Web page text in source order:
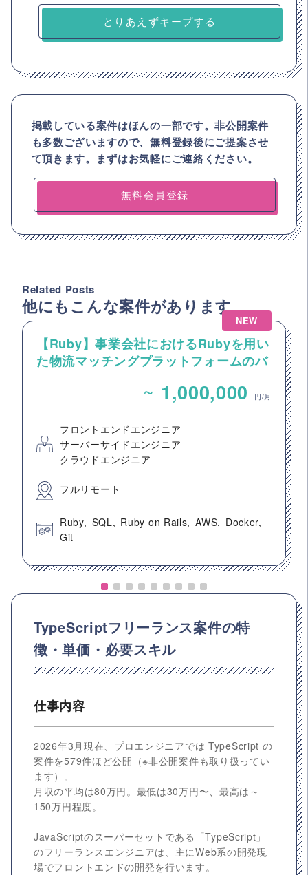
とりあえずキープする
掲載している案件はほんの一部です。非公開案件
も多数ございますので、無料登録後にご提案させ
て頂きます。まずはお気軽にご連絡ください。
無料会員登録
Related Posts
他にもこんな案件があります
NEW
【Ruby】事業会社におけるRubyを用い
た物流マッチングプラットフォームのバ
~ 1,000,000 円/月
フロントエンドエンジニア
サーバーサイドエンジニア
クラウドエンジニア
フルリモート
Ruby SQL Ruby on Rails AWS
Docker
Git
TypeScriptフリーランス案件の特
徴・単価・必要スキル
仕事内容
2026年3月現在、プロエンジニアでは TypeScript の
案件を579件ほど公開（※非公開案件も取り扱ってい
ます）。
月収の平均は80万円。最低は30万円〜、最高は～
150万円程度。
JavaScriptのスーパーセットである「TypeScript」
のフリーランスエンジニアは、主にWeb系の開発現
場でフロントエンドの開発を行います。